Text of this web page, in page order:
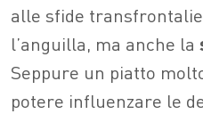
alle sfide
l’anguilla, ma anche la
Seppure un piatto
potere influenzare le